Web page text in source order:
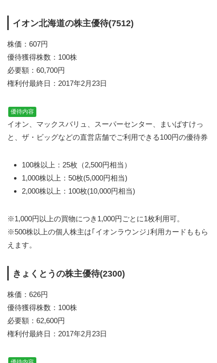
イオン北海道の株主優待(7512)
株価：607円
優待獲得株数：100株
必要額：60,700円
権利付最終日：2017年2月23日
優待内容
イオン、マックスバリュ、スーパーセンター、まいばすけっ
と、ザ・ビッグなどの直営店舗でご利用できる100円の優待券
100株以上：25枚（2,500円相当）
1,000株以上：50枚(5,000円相当)
2,000株以上：100枚(10,000円相当)
※1,000円以上の買物につき1,000円ごとに1枚利用可。
※500株以上の個人株主は｢イオンラウンジ｣利用カードももら
えます。
きょくとうの株主優待(2300)
株価：626円
優待獲得株数：100株
必要額：62,600円
権利付最終日：2017年2月23日